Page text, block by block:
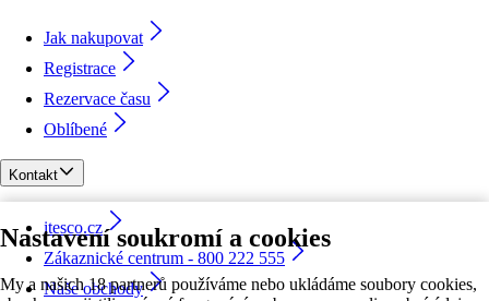
Nastavení soukromí a cookies
My a našich 18 partnerů používáme nebo ukládáme soubory cookies,
Jak nakupovat
Registrace
Rezervace času
Oblíbené
Kontakt
itesco.cz
Zákaznické centrum - 800 222 555
Naše obchody